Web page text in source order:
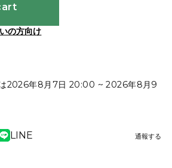
の方向け
2026年8月7日 20:00 ~ 2026年8月9
LINE 通報する